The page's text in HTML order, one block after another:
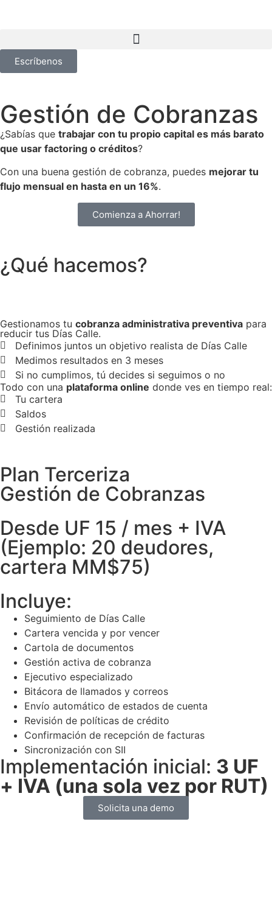
Escríbenos
Gestión de Cobranzas
¿Sabías que trabajar con tu propio capital es más barato
que usar factoring o créditos?
Con una buena gestión de cobranza, puedes mejorar tu
flujo mensual en hasta en un 16%.
Comienza a Ahorrar!
¿Qué hacemos?
Gestionamos tu cobranza administrativa preventiva para
reducir tus Días Calle.
Definimos juntos un objetivo realista de Días Calle
Medimos resultados en 3 meses
Si no cumplimos, tú decides si seguimos o no
Todo con una plataforma online donde ves en tiempo real:
Tu cartera
Saldos
Gestión realizada
Plan Terceriza
Gestión de Cobranzas
Desde UF 15 / mes + IVA
(Ejemplo: 20 deudores,
cartera MM$75)
Incluye:
Seguimiento de Días Calle
Cartera vencida y por vencer
Cartola de documentos
Gestión activa de cobranza
Ejecutivo especializado
Bitácora de llamados y correos
Envío automático de estados de cuenta
Revisión de políticas de crédito
Confirmación de recepción de facturas
Sincronización con SII
Implementación inicial: 3 UF
+ IVA (una sola vez por RUT)
Solicita una demo